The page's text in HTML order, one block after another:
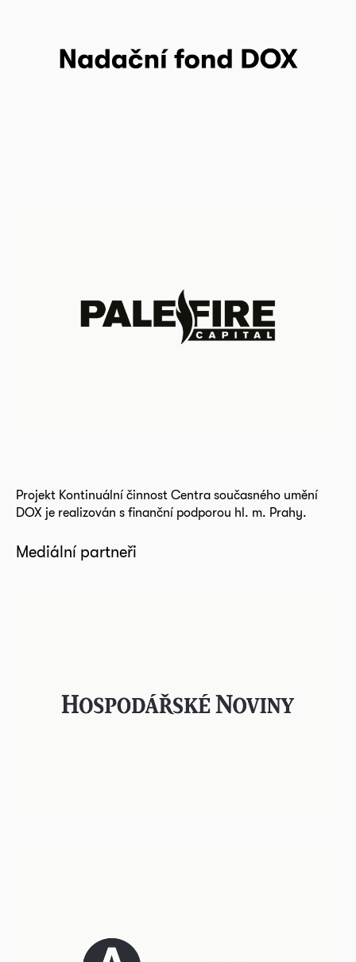
Projekt Kontinuální činnost Centra současného umění
DOX je realizován s finanční podporou hl. m. Prahy.
Mediální partneři